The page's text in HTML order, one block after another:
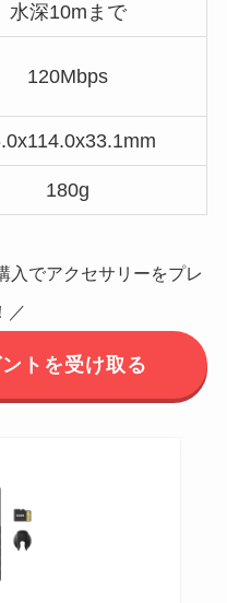
水深10mまで
120Mbps
180g
入でアクセサリーをプレ
／
トを受け取る